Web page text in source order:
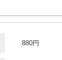
880円